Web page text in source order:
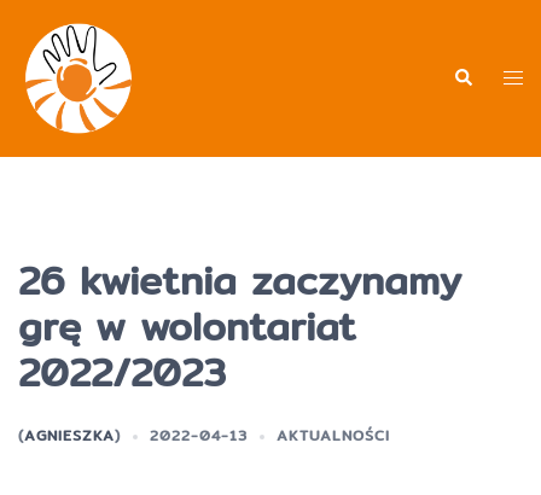
treści
26 kwietnia zaczynamy
grę w wolontariat
2022/2023
(AGNIESZKA) 2022-04-13 AKTUALNOŚCI